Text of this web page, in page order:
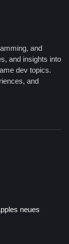
and
and insights into
dev topics.
and
neues